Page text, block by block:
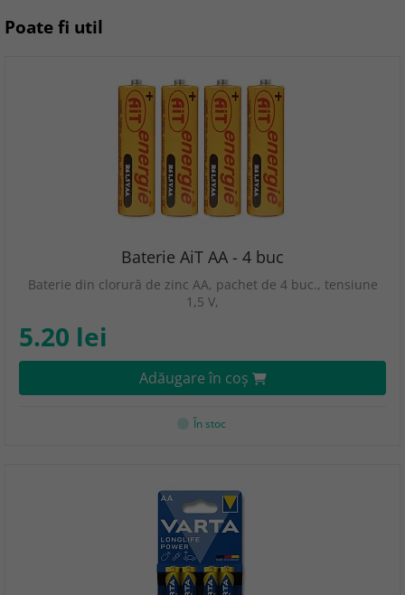
Poate fi util
Baterie AiT AA - 4 buc
Baterie din clorură de zinc AA, pachet de 4 buc., tensiune
1,5 V,
5.20 lei
Adăugare în coş
În stoc